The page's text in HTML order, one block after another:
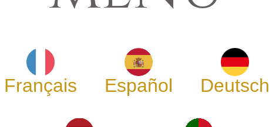
Français Español Deutsch